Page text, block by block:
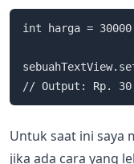
int harga = 30000
Untuk saat ini saya
jika ada cara yang